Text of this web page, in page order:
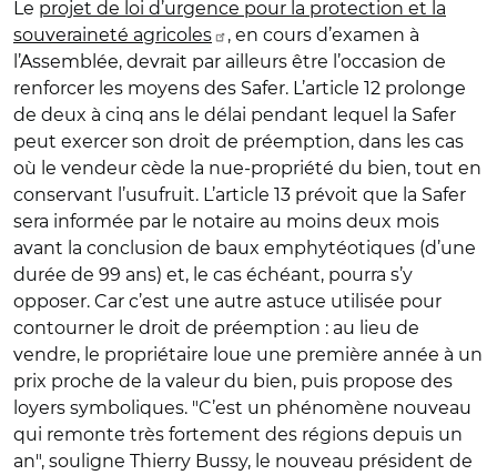
Le projet de loi d’urgence pour la protection et la
souveraineté agricoles
, en cours d’examen à
l’Assemblée, devrait par ailleurs être l’occasion de
renforcer les moyens des Safer. L’article 12 prolonge
de deux à cinq ans le délai pendant lequel la Safer
peut exercer son droit de préemption, dans les cas
où le vendeur cède la nue-propriété du bien, tout en
conservant l’usufruit. L’article 13 prévoit que la Safer
sera informée par le notaire au moins deux mois
avant la conclusion de baux emphytéotiques (d’une
durée de 99 ans) et, le cas échéant, pourra s’y
opposer. Car c’est une autre astuce utilisée pour
contourner le droit de préemption : au lieu de
vendre, le propriétaire loue une première année à un
prix proche de la valeur du bien, puis propose des
loyers symboliques. "C’est un phénomène nouveau
qui remonte très fortement des régions depuis un
an", souligne Thierry Bussy, le nouveau président de